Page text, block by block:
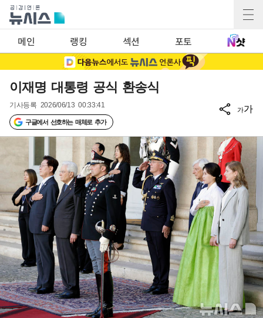
메인 랭킹 섹션 포토
이재명 대통령 공식 환송식
기사등록 2026/06/13 00:33:41
구글에서 선호하는 매체로 추가
가가